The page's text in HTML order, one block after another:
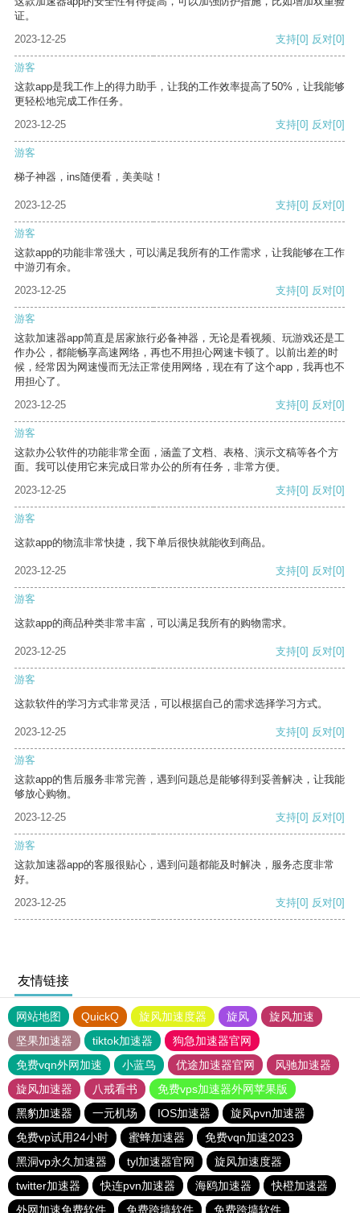
证。
2023-12-25
支持[0] 反对[0]
游客
这款app是我工作上的得力助手，让我的工作效率提高了50%，让我能够
更轻松地完成工作任务。
2023-12-25
支持[0] 反对[0]
游客
梯子神器，ins随便看，美美哒！
2023-12-25 支持[0] 反对[0]
游客
这款app的功能非常强大，可以满足我所有的工作需求，让我能够在工作
中游刃有余。
2023-12-25
支持[0] 反对[0]
游客
这款加速器app简直是居家旅行必备神器，无论是看视频、玩游戏还是工
作办公，都能畅享高速网络，再也不用担心网速卡顿了。以前出差的时
候，经常因为网速慢而无法正常使用网络，现在有了这个app，我再也不
用担心了。
2023-12-25
支持[0] 反对[0]
游客
这款办公软件的功能非常全面，涵盖了文档、表格、演示文稿等各个方
面。我可以使用它来完成日常办公的所有任务，非常方便。
2023-12-25
支持[0] 反对[0]
游客
这款app的物流非常快捷，我下单后很快就能收到商品。
2023-12-25 支持[0] 反对[0]
游客
这款app的商品种类非常丰富，可以满足我所有的购物需求。
2023-12-25 支持[0] 反对[0]
游客
这款软件的学习方式非常灵活，可以根据自己的需求选择学习方式。
2023-12-25 支持[0] 反对[0]
游客
这款app的售后服务非常完善，遇到问题总是能够得到妥善解决，让我能
够放心购物。
2023-12-25
支持[0] 反对[0]
游客
这款加速器app的客服很贴心，遇到问题都能及时解决，服务态度非常
好。
2023-12-25
支持[0] 反对[0]
友情链接
网站地图 QuickQ 旋风加速度器 旋风
旋风加速
坚果加速器
tiktok加速器
狗急加速器官网
免费vqn外网加速
小蓝鸟 优途加速器官网
风驰加速器
旋风加速器
八戒看书
免费vps加速器外网苹果版
黑豹加速器
一元机场 IOS加速器
旋风pvn加速器
免费vp试用24小时
蜜蜂加速器
免费vqn加速2023
黑洞vp永久加速器
tyl加速器官网
旋风加速度器
twitter加速器
快连pvn加速器 海鸥加速器
快橙加速器
外网加速免费软件
免费跨墙软件 免费跨墙软件